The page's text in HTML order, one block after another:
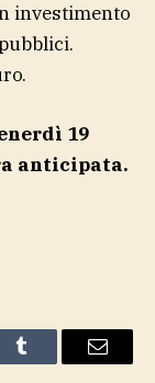
investimento
19
anticipata.
Tumblr Email